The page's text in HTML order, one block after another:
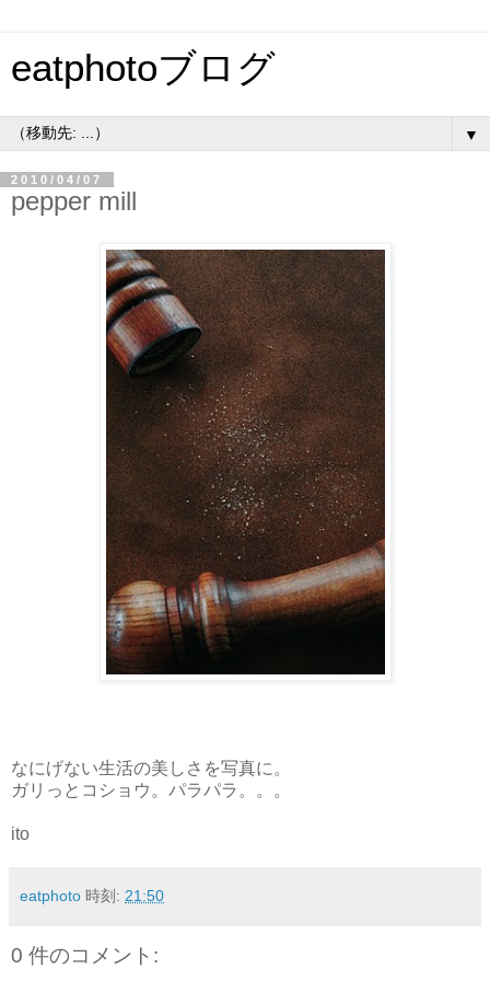
eatphotoブログ
▼
2010/04/07
pepper mill
なにげない生活の美しさを写真に。
ガリっとコショウ。パラパラ。。。
ito
eatphoto 時刻: 21:50
0 件のコメント: